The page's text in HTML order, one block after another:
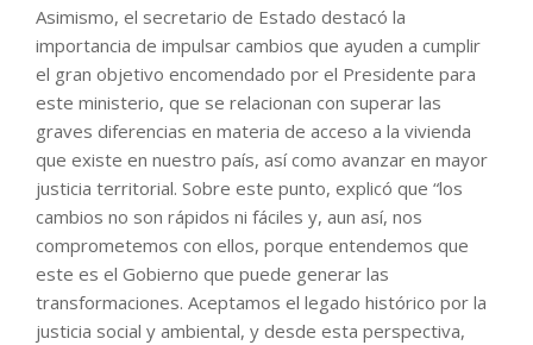
Asimismo, el secretario de Estado destacó la
importancia de impulsar cambios que ayuden a cumplir
el gran objetivo encomendado por el Presidente para
este ministerio, que se relacionan con superar las
graves diferencias en materia de acceso a la vivienda
que existe en nuestro país, así como avanzar en mayor
justicia territorial. Sobre este punto, explicó que “los
cambios no son rápidos ni fáciles y, aun así, nos
comprometemos con ellos, porque entendemos que
este es el Gobierno que puede generar las
transformaciones. Aceptamos el legado histórico por la
justicia social y ambiental, y desde esta perspectiva,